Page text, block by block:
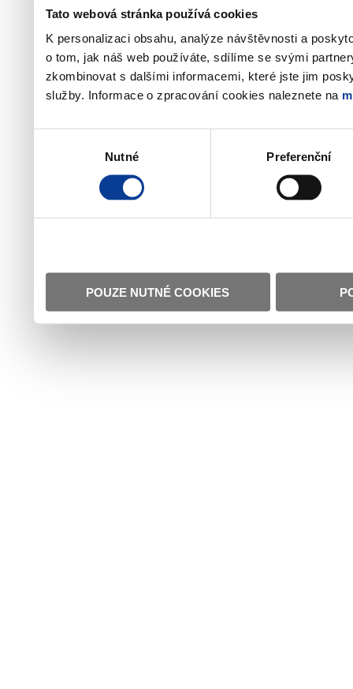
Tato webová stránka používá cookies
K personalizaci obsahu, analýze návštěvnosti a
o tom, jak náš web používáte, sdílíme se svými
zkombinovat s dalšími informacemi, které jste jim
služby. Informace o zpracování cookies naleznete na
Nutné Preferenční
POUZE NUTNÉ COOKIES